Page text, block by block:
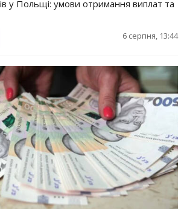
у Польщі: умови отримання виплат та
6 серпня, 13:44